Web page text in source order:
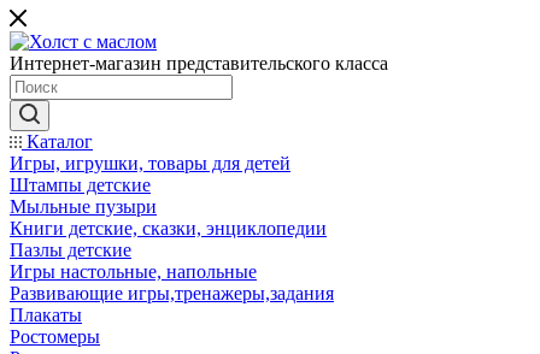
Интернет-магазин представительского класса
Каталог
Игры, игрушки, товары для детей
Штампы детские
Мыльные пузыри
Книги детские, сказки, энциклопедии
Пазлы детские
Игры настольные, напольные
Развивающие игры,тренажеры,задания
Плакаты
Ростомеры